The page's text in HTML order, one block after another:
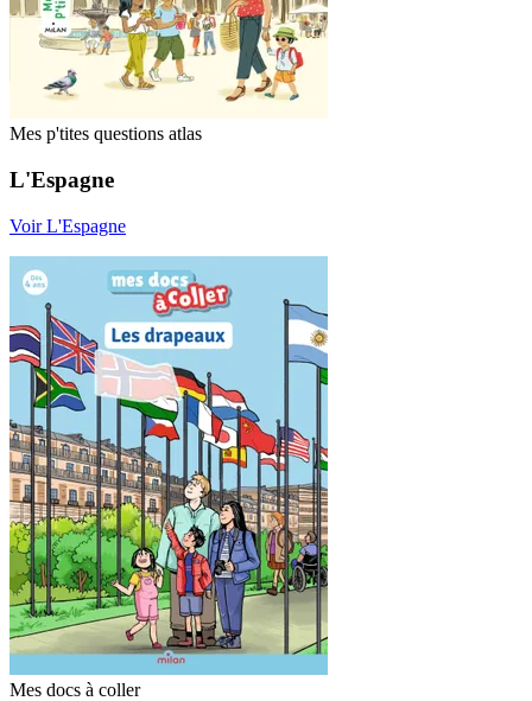
Mes p'tites questions atlas
L'Espagne
Voir L'Espagne
Mes docs à coller